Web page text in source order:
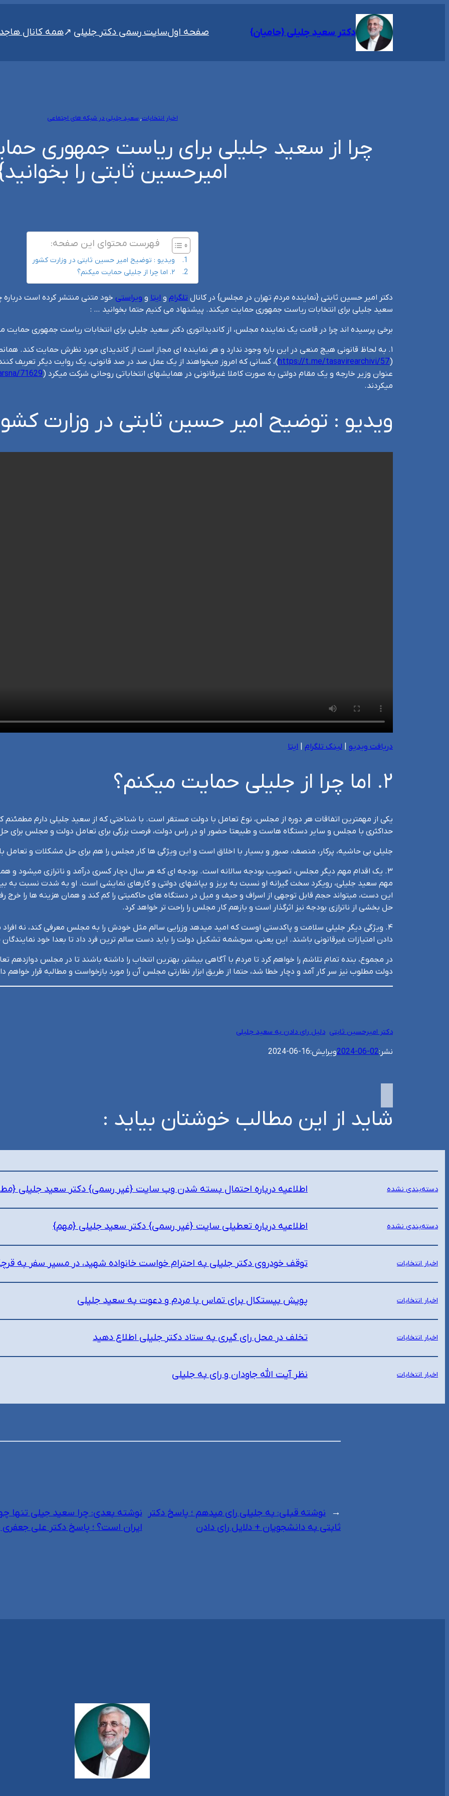
دکتر سعید جلیلی {حامیان} صفحه اولسایت رسمی دکتر جلیلی همه کانال ها
اخبار انتخابات, سعید جلیلی در شبکه های اجتماعی
چرا از سعید جلیلی برای ریاست جمهوری
امیرحسین ثابتی را
فهرست محتوای این صفحه:
ویدیو :‌ توضیح امیر حسین ثابتی در وزارت کشور
۲. اما چرا از جلیلی حمایت میکنم؟
دکتر امیر حسین ثابتی {نماینده مردم تهران در مجلس} در کانال تلگرام و ایتا و ویراستی خود متنی منتشر کرده است درباره
سعید جلیلی برای انتخابات ریاست جمهوری حمایت میکند. پیشنهاد می کنیم حتما بخوانید … :
برخی پرسیده اند چرا در قامت یک نماینده مجلس، از کاندیداتوری دکتر سعید جلیلی برای انتخابات ریاست جمهوری حمایت
۱. به لحاظ قانونی هیچ منعی در این باره وجود ندارد و هر نماینده ای مجاز است از کاندیدای مورد نظرش حمایت کند‌.
(
https://t.me/tasavirearchivi/57
عنوان وزیر خارجه و یک مقام دولتی به صورت کاملا غیرقانونی در همایشهای انتخاباتی روحانی شرکت میکرد (71629
میکردند.
ویدیو :‌ توضیح امیر حسین ثابتی در وزارت
دریافت ویدیو لینک تلگرام ایتا
۲. اما چرا از جلیلی حمایت میکنم؟
یکی از مهمترین اتفاقات هر دوره از مجلس، نوع تعامل با دولت مستقر است. با شناختی که از سعید جلیلی دارم
حداکثری با مجلس و سایر دستگاه هاست و طبیعتا حضور او در راس دولت، فرصت بزرگی برای تعامل دولت و مجلس برای
جلیلی بی حاشیه، پرکار، منصف، صبور و بسیار با اخلاق است و این ویژگی ها کار مجلس را هم برای حل مشکلات و تعامل
۳. یک اقدام مهم دیگر مجلس، تصویب بودجه سالانه است. بودجه ای که هر سال دچار کسری درآمد و ناترازی میشود و
مهم سعید جلیلی، رویکرد سخت گیرانه او نسبت به بریز و بپاشهای دولتی و کارهای نمایشی است. او به شدت نسبت به
این دست، میتواند حجم قابل توجهی از اسراف و حیف و میل در دستگاه های حاکمیتی را کم کند و همان هزینه ها را خرج
حل بخشی از ناترازی بودجه نیز اثرگذار است و بازهم کار مجلس را راحت تر خواهد کرد.
۴. ویژگی دیگر جلیلی سلامت و پاکدستی اوست که امید میدهد وزرایی سالم مثل خودش را به مجلس معرفی کند، نه افراد
دادن امتیازات غیرقانونی باشند. این یعنی، سرچشمه تشکیل دولت را باید دست سالم ترین فرد داد تا بعدا خود نمایندگان
در مجموع، بنده تمام تلاشم را خواهم کرد تا مردم با آگاهی بیشتر، بهترین انتخاب را داشته باشند تا در مجلس دوازدهم
دولت مطلوب نیز سر کار آمد و دچار خطا شد، حتما از طریق ابزار نظارتی مجلس آن را مورد بازخواست و مطالبه قرار خواهم
دکتر امیرحسین ثابتی دلیل رای دادن به سعید جلیلی
نشر:2024-06-02ویرایش:2024-06-16
شاید از این مطالب خوشتان بیاید :
دسته‌بندی نشده اطلاعیه درباره احتمال بسته شدن وب سایت {غیر رسمی} دکتر سعید جلیلی
دسته‌بندی نشده اطلاعیه درباره تعطیلی سایت {غیر رسمی} دکتر سعید جلیلی {مهم}
اخبار انتخابات توقف خودروی دکتر جلیلی به احترام خواست خانواده شهید، در مسیر سفر به
اخبار انتخابات پویش بیستکال برای تماس با مردم و دعوت به سعید جلیلی
اخبار انتخابات تخلف در محل رای گیری به ستاد دکتر جلیلی اطلاع دهید
اخبار انتخابات نظر آیت الله جاودان و رای به جلیلی
← نوشته قبلی:به جلیلی رای میدهم ؛ پاسخ دکتر
ثابتی به دانشجویان + دلایل رای دادن
نوشته بعدی:چرا سعید جیلی تنها
ایران است؟ ؛ پاسخ دکتر علی جعفری